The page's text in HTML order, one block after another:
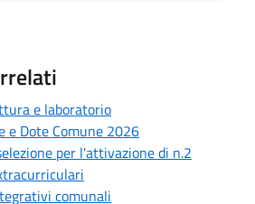
e laboratorio
e Dote Comune 2026
per l'attivazione di n.2
comunali